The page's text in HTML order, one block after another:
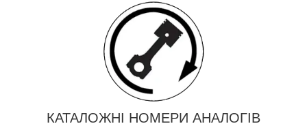
КАТАЛОЖНІ НОМЕРИ АНАЛОГІВ